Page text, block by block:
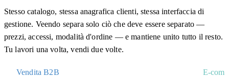
Stesso catalogo, stessa anagrafica clienti, stessa interfaccia di
gestione. Veendo separa solo ciò che deve essere separato —
prezzi, accessi, modalità d'ordine — e mantiene unito tutto il resto.
Tu lavori una volta, vendi due volte.
Vendita B2B E-